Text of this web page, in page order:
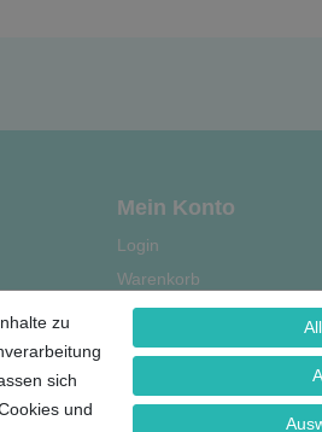
zu
sich
und
Mein Konto
Login
Warenkorb
Kasse
Registrierung